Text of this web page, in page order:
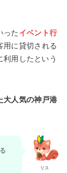
った イベント行
用に貸切される
用したという
大人気の神戸港
リス